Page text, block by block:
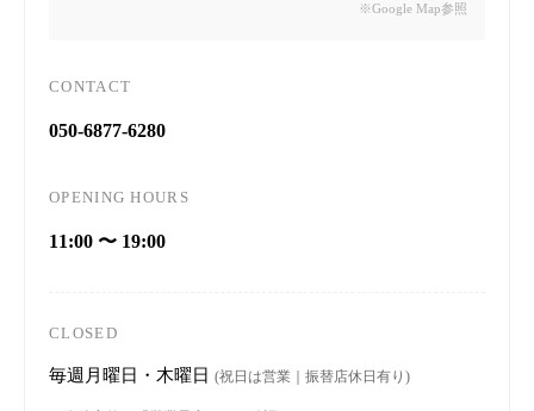
※Google Map参照
CONTACT
050-6877-6280
OPENING HOURS
11:00 〜 19:00
CLOSED
毎週月曜日・木曜日 (祝日は営業｜振替店休日有り)